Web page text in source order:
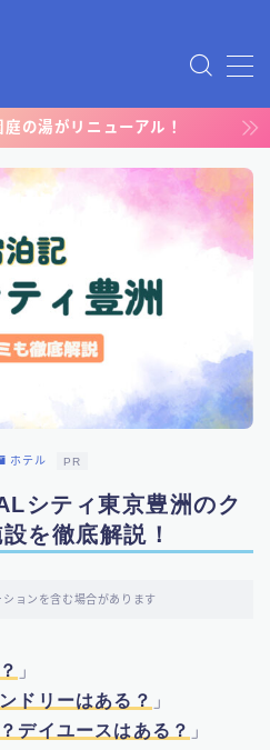
庭の湯がリニューアル！
ホテル PR
シティ東京豊洲のク
を徹底解説！
ョンを含む場合があります
」
ドリーはある？ 」
デイユースはある？ 」